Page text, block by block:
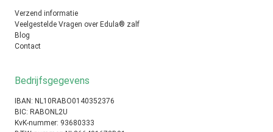
Verzend informatie
Veelgestelde Vragen over Edula® zalf
Blog
Contact
Bedrijfsgegevens
IBAN: NL10RABO0140352376
BIC: RABONL2U
KvK-nummer: 93680333